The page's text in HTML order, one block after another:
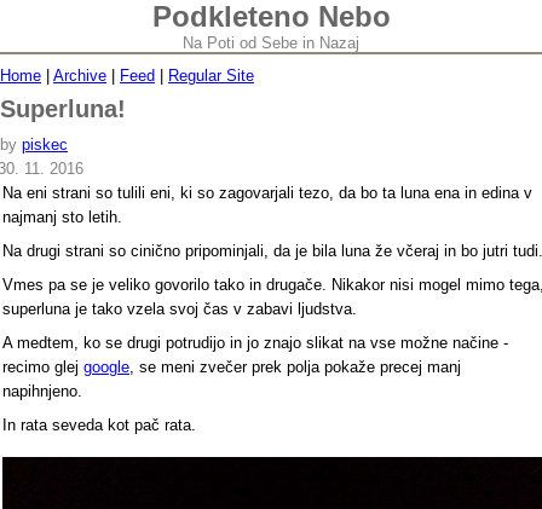
Podkleteno Nebo
Na Poti od Sebe in Nazaj
Home
Archive Feed Regular Site
Superluna!
by piskec
11. 2016
Na eni strani so tulili eni, ki so zagovarjali tezo, da bo ta luna ena in edina v
najmanj sto letih.
Na drugi strani so cinično pripominjali, da je bila luna že včeraj in bo jutri tudi.
Vmes pa se je veliko govorilo tako in drugače. Nikakor nisi mogel mimo
superluna je tako vzela svoj čas v zabavi ljudstva.
A medtem, ko se drugi potrudijo in jo znajo slikat na vse možne načine -
recimo glej google, se meni zvečer prek polja pokaže precej manj
napihnjeno.
In rata seveda kot pač rata.